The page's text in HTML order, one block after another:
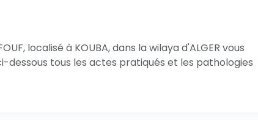
localisé à KOUBA, dans la wilaya d'ALGER vous
dessous tous les actes pratiqués et les pathologies